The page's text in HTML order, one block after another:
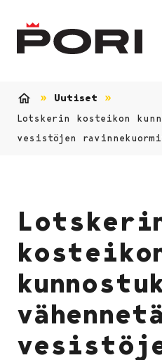
Uutiset
Lotskerin kosteikon
vesistöjen